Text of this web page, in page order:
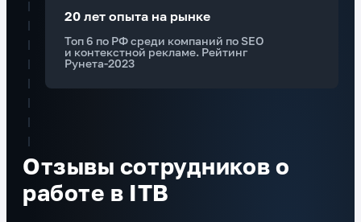
20 лет опыта на рынке
Топ 6 по РФ среди компаний по SEO
и контекстной рекламе. Рейтинг
Рунета-2023
Отзывы сотрудников о
работе в ITB